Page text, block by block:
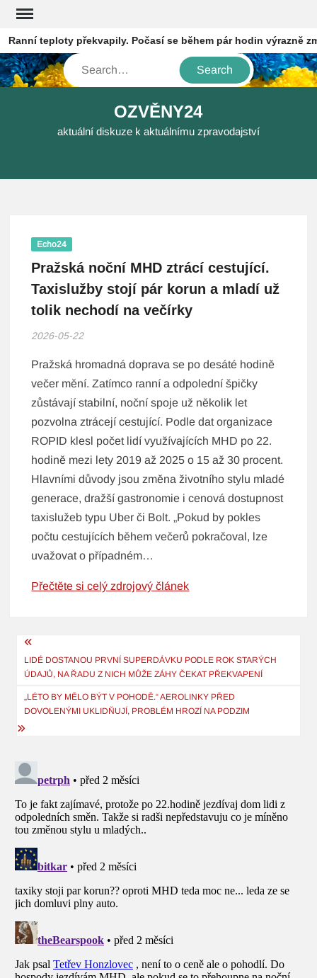
Skip
content
teploty překvapily. Počasí se během pár hodin výrazně
Search
OZVĚNY24
aktuální diskuze k aktuálnímu zpravodajství
Echo24
Pražská noční MHD ztrácí cestující.
Taxislužby stojí pár korun a mladí už
tolik nechodí na večírky
2026-05-22
Pražská hromadná doprava se po desáté hodině
večer mění. Zatímco ranní a odpolední špičky
zůstávají stabilní, noční spoje už několik let
pozvolna ztrácejí cestující. Podle dat organizace
ROPID klesl počet lidí využívajících MHD po 22.
hodině mezi lety 2019 až 2025 o 15 až 30 procent.
Hlavními důvody jsou změna životního stylu mladé
generace, dražší gastronomie i cenová dostupnost
taxislužeb typu Uber či Bolt. „Pokud by pokles
počtu cestujících během večerů pokračoval, lze
uvažovat o případném…
Přečtěte si celý zdrojový článek
Navigace
pro
příspěvek
LIDÉ DOSTANOU PRVNÍ SUPERDÁVKU PODLE ROK STARÝCH
ÚDAJŮ, NA ŘADU Z NICH MŮŽE ZÁHY ČEKAT PŘEKVAPENÍ
„LÉTO BY MĚLO BÝT V POHODĚ.“ AEROLINKY PŘED
DOVOLENÝMI UKLIDŇUJÍ, PROBLÉM HROZÍ NA PODZIM